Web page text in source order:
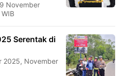
November
Serentak di
2025, November